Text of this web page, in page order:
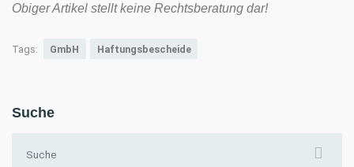
Obiger Artikel stellt keine Rechtsberatung dar!
Tags: GmbH Haftungsbescheide
Suche